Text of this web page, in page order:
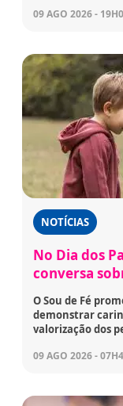
09 AGO 2026 -
NOTÍCIAS
No Dia dos
conversa
O Sou de Fé
demonstrar
valorização dos
09 AGO 2026 -